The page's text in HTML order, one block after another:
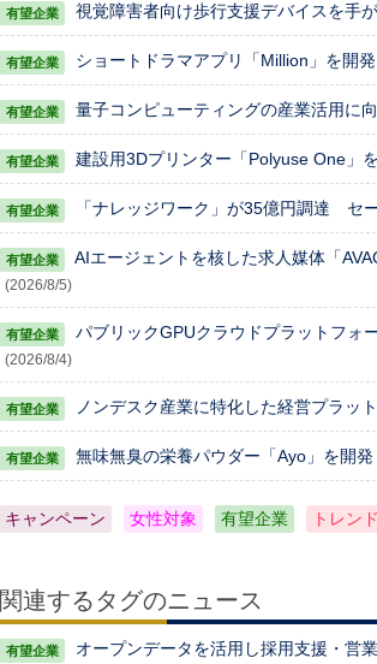
視覚障害者向け歩行支援デバイスを手
ショートドラマアプリ「Million」を開
量子コンピューティングの産業活用に
建設用3Dプリンター「Polyuse One」
「ナレッジワーク」が35億円調達 セ
AIエージェントを核した求人媒体「
(2026/8/5)
パブリックGPUクラウドプラットフォ
(2026/8/4)
ノンデスク産業に特化した経営プラッ
無味無臭の栄養パウダー「Ayo」を開
キャンペーン 女性対象 有望企業 トレンド
関連するタグのニュース
オープンデータを活用し採用支援・営